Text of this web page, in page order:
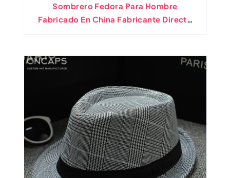
Sombrero Fedora Para Hombre
Fabricado En China Fabricante Directo